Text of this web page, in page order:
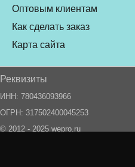
Оптовым клиентам
Как сделать заказ
Карта сайта
Реквизиты
ИНН: 780436093966
ОГРН: 317502400045253
© 2012 - 2025 wepro.ru